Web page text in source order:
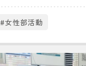
#女性部活動